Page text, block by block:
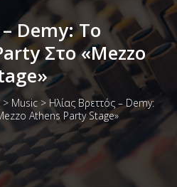
Demy: Το
Στο «Mezzo
> Music > Ηλίας Βρεττός – Demy:
Athens Party Stage»